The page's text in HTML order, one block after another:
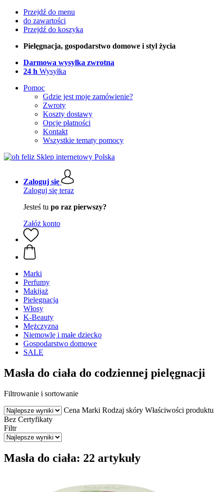
Przejdź do menu
do zawartości
Przejdź do koszyka
Pielęgnacja, gospodarstwo domowe i styl życia
Darmowa wysyłka zwrotna
24 h Wysyłka
Pomoc
Gdzie jest moje zamówienie?
Zwroty
Koszty dostawy
Opcje płatności
Kontakt
Wszystkie tematy pomocy
Zaloguj się
Zaloguj się teraz
Jesteś tu po raz pierwszy?
Załóż konto
Marki
Perfumy
Makijaż
Pielęgnacja
Włosy
K-Beauty
Mężczyzna
Niemowlę i małe dziecko
Gospodarstwo domowe
SALE
Masła do ciała do codziennej pielęgnacji
Filtrowanie i sortowanie
Cena Marki Rodzaj skóry Właściwości produktu
Bez Certyfikaty
Filtr
Masła do ciała: 22 artykuły